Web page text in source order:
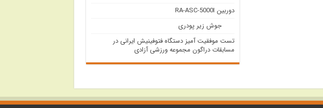
دوربین RA-ASC-5000I
جوش زیر پودری
تست موفقیت آمیز دستگاه فتوفینیش ایرانی در
مسابقات دراگون مجموعه ورزشی آزادی